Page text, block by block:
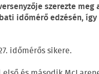
szerezte meg
időmérő edzésén, így
időmérős sikere.